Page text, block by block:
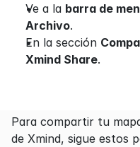
Ve a la barra de
Archivo.
En la sección
Xmind Share.
Para compartir tu
de Xmind, sigue estos